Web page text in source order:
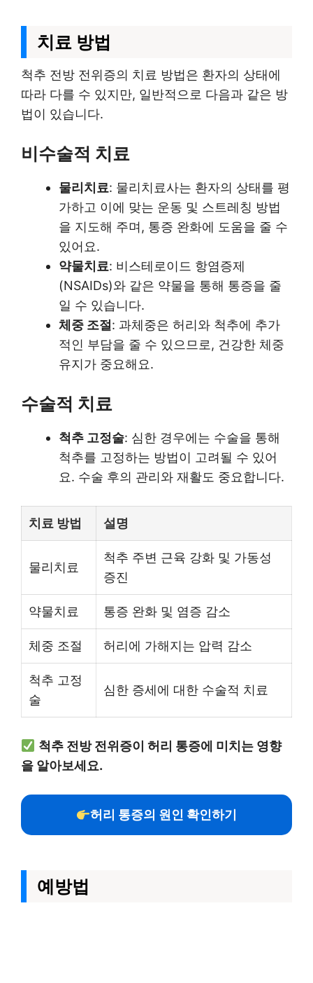
치료 방법
척추 전방 전위증의 치료 방법은 환자의 상태에
따라 다를 수 있지만, 일반적으로 다음과 같은 방
법이 있습니다.
비수술적 치료
물리치료: 물리치료사는 환자의 상태를 평
가하고 이에 맞는 운동 및 스트레칭 방법
을 지도해 주며, 통증 완화에 도움을 줄 수
있어요.
약물치료: 비스테로이드 항염증제
(NSAIDs)와 같은 약물을 통해 통증을 줄
일 수 있습니다.
체중 조절 : 과체중은 허리와 척추에 추가
적인 부담을 줄 수 있으므로, 건강한 체중
유지가 중요해요.
수술적 치료
척추 고정술: 심한 경우에는 수술을 통해
척추를 고정하는 방법이 고려될 수 있어
요. 수술 후의 관리와 재활도 중요합니다.
치료 방법 설명
물리치료
척추 주변 근육 강화 및 가동성
증진
약물치료 통증 완화 및 염증 감소
체중 조절 허리에 가해지는 압력 감소
척추 고정
술
심한 증세에 대한 수술적 치료
척추 전방 전위증이 허리 통증에 미치는 영향
을 알아보세요.
허리 통증의 원인 확인하기
예방법